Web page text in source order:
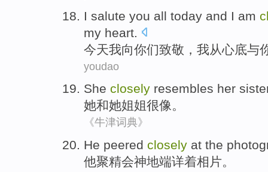
I salute you all today and I am
my heart
今天我向你们致敬，我从心底与
youdao
She closely resembles her
她和她姐姐很像。
《牛津词典》
He peered closely at the
他聚精会神地端详着相片。